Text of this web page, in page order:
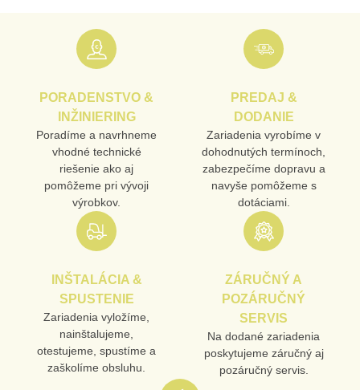
PORADENSTVO &
INŽINIERING
Poradíme a navrhneme
vhodné technické
riešenie ako aj
pomôžeme pri vývoji
výrobkov.
PREDAJ &
DODANIE
Zariadenia vyrobíme v
dohodnutých termínoch,
zabezpečíme dopravu a
navyše pomôžeme s
dotáciami.
INŠTALÁCIA &
SPUSTENIE
Zariadenia vyložíme,
nainštalujeme,
otestujeme, spustíme a
zaškolíme obsluhu.
ZÁRUČNÝ A
POZÁRUČNÝ
SERVIS
Na dodané zariadenia
poskytujeme záručný aj
pozáručný servis.